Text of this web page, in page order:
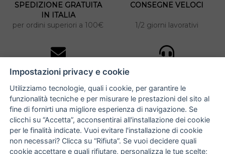
SPEDIZIONE GRATUITA
IN ITALIA
per ordini superiori a 100€
CONSEGNE VELOCI
1/2 giorni lavorativi
iscriviti alla newsletter
per tutti gli ordini
NUCCIA COSTANTINO
via Argiro 112/114 - 70122 Bari
Impostazioni privacy e cookie
Utilizziamo tecnologie, quali i cookie, per garantire le
funzionalità tecniche e per misurare le prestazioni del sito al
fine di fornirti una migliore esperienza di navigazione. Se
clicchi su “Accetta”, acconsentirai all'installazione dei cookie
per le finalità indicate. Vuoi evitare l'installazione di cookie
non necessari? Clicca su “Rifiuta”. Se vuoi decidere quali
cookie accettare e quali rifiutare, personalizza le tue scelte;